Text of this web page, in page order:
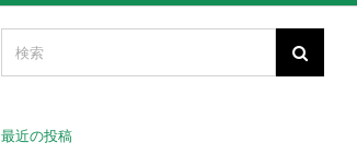
最近の投稿